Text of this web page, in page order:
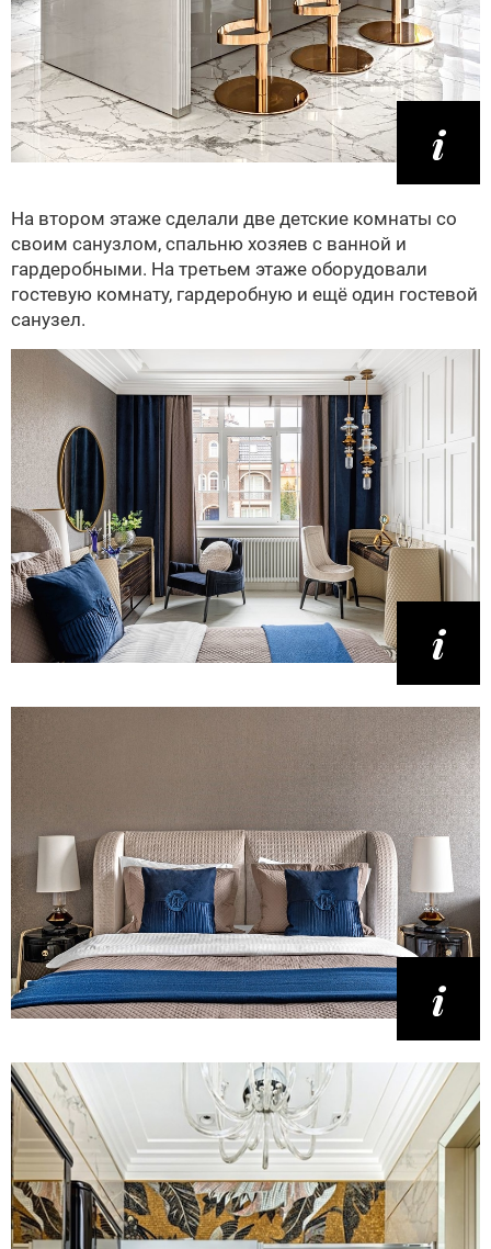
На втором этаже сделали две детские комнаты со
своим санузлом, спальню хозяев с ванной и
гардеробными. На третьем этаже оборудовали
гостевую комнату, гардеробную и ещё один гостевой
санузел.